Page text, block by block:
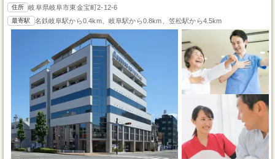
住所 岐阜県岐阜市東金宝町2-12-6
最寄駅 名鉄岐阜駅から0.4km、岐阜駅から0.8km、笠松駅から4.5km